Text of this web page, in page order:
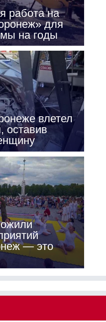
работа на
для
на годы
влетел
оставив
— это